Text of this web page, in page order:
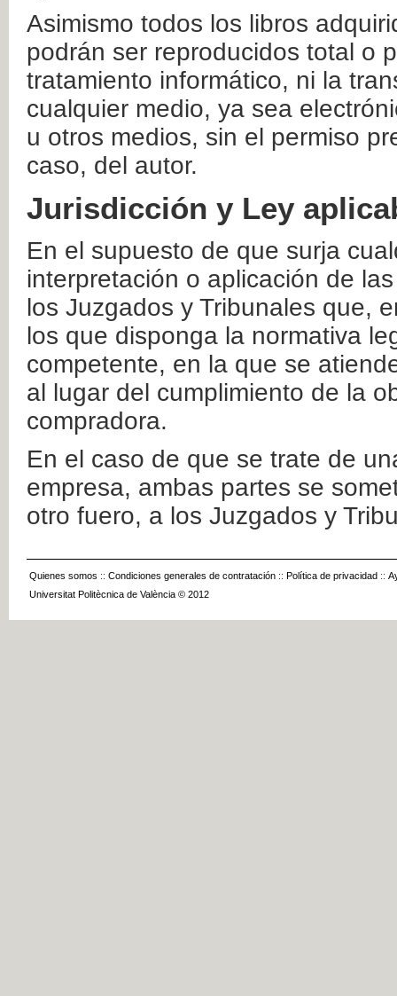
Asimismo todos los libros
podrán ser reproducidos total o
tratamiento informático, ni la
cualquier medio, ya sea
u otros medios, sin el permiso
caso, del autor.
Jurisdicción y Ley
En el supuesto de que surja
interpretación o aplicación de
los Juzgados y Tribunales que,
los que disponga la normativa
competente, en la que se
al lugar del cumplimiento de la
compradora.
En el caso de que se trate de
empresa, ambas partes se
otro fuero, a los Juzgados y
Quienes somos :: Condiciones generales de contratación :: Política de privacidad ::
Universitat Politècnica de València © 2012